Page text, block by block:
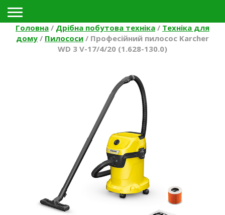
Головна / Дрібна побутова техніка / Техніка для
дому / Пилососи / Професійний пилосос Karcher
WD 3 V-17/4/20 (1.628-130.0)